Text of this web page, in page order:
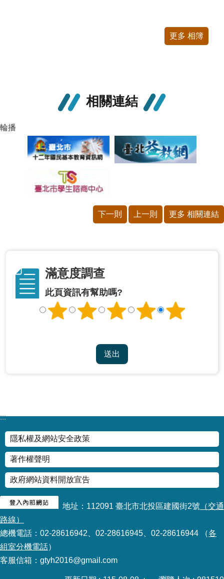
更多 相簿
相關連結
輪播
下一則 上一則 更多 相關連結
滿意度調查
此頁資訊有幫助嗎?
:::
隱私權及網站安全政策
著作權聲明
政府網站資料開放宣告
地址：112091 臺北市北投區建國街2號 （交通
路線）
總機電話：02-28616942、02-28616945、02-28616944 （各
組室分機電話）
客服信箱：gtyh2016@gmail.com